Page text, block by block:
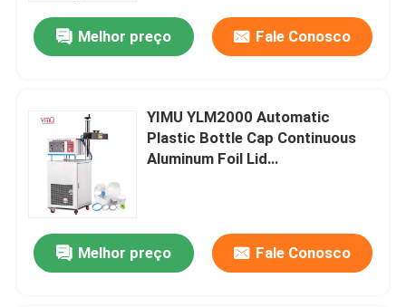
Produtos
Vídeos
Sobre nós
Melhor preço Fale Conosco
YIMU YLM2000 Automatic
Plastic Bottle Cap Continuous
Aluminum Foil Lid
Melhor preço Fale Conosco